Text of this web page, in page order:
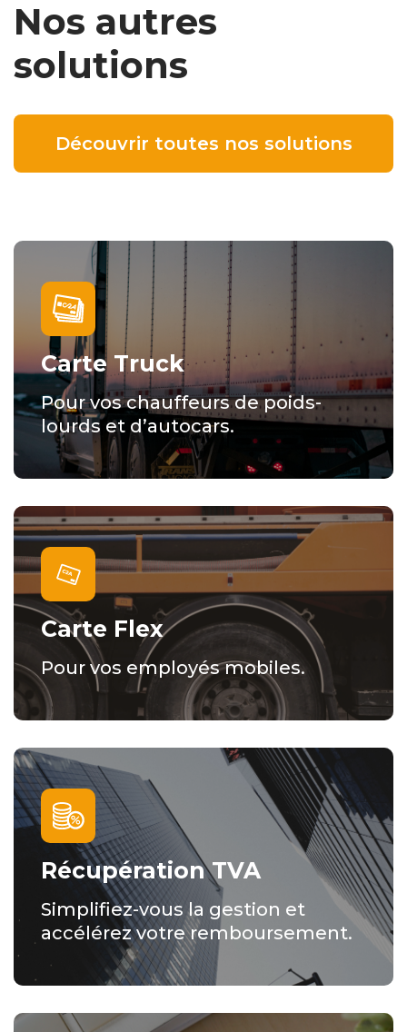
Nos autres
solutions
Découvrir toutes nos solutions
Carte Truck
Pour vos chauffeurs de poids-
lourds et d’autocars.
Carte Flex
Pour vos employés mobiles.
Récupération TVA
Simplifiez-vous la gestion et
accélérez votre remboursement.